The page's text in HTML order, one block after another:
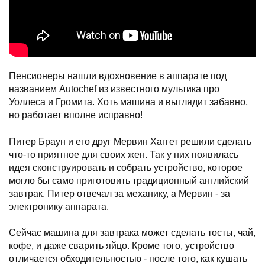
Пенсионеры нашли вдохновение в аппарате под
названием Autochef из известного мультика про
Уоллеса и Громита. Хоть машина и выглядит забавно,
но работает вполне исправно!
Питер Браун и его друг Мервин Хаггет решили сделать
что-то приятное для своих жен. Так у них появилась
идея сконструировать и собрать устройство, которое
могло бы само приготовить традиционный английский
завтрак. Питер отвечал за механику, а Мервин - за
электронику аппарата.
Сейчас машина для завтрака может сделать тосты, чай,
кофе, и даже сварить яйцо. Кроме того, устройство
отличается обходительностью - после того, как кушать